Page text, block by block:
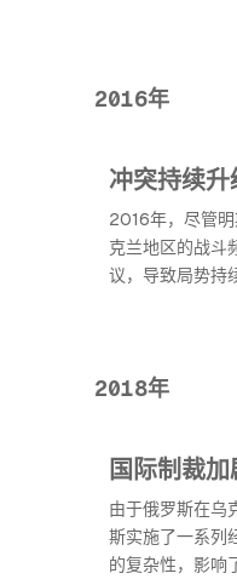
2016年
冲突持续升
2016年，尽管
克兰地区的战斗
议，导致局势持
2018年
国际制裁加
由于俄罗斯在乌
斯实施了一系列
的复杂性，影响